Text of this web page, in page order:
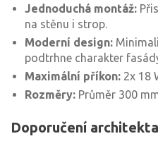
Jednoduchá montáž:
na stěnu i strop.
Moderní design:
podtrhne charakter
Maximální příkon: 2x 18
Rozměry: Průměr 300
Doporučení architekta